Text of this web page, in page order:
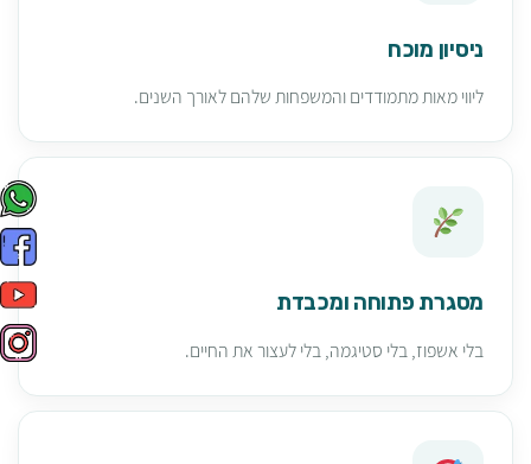
ניסיון מוכח
ליווי מאות מתמודדים והמשפחות שלהם לאורך השנים.
מסגרת פתוחה ומכבדת
בלי אשפוז, בלי סטיגמה, בלי לעצור את החיים.